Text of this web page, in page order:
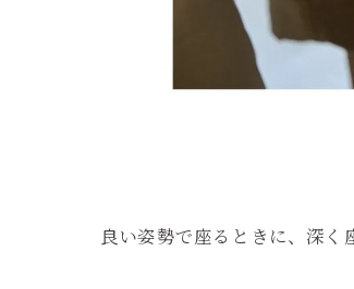
良い姿勢で座るときに、深く